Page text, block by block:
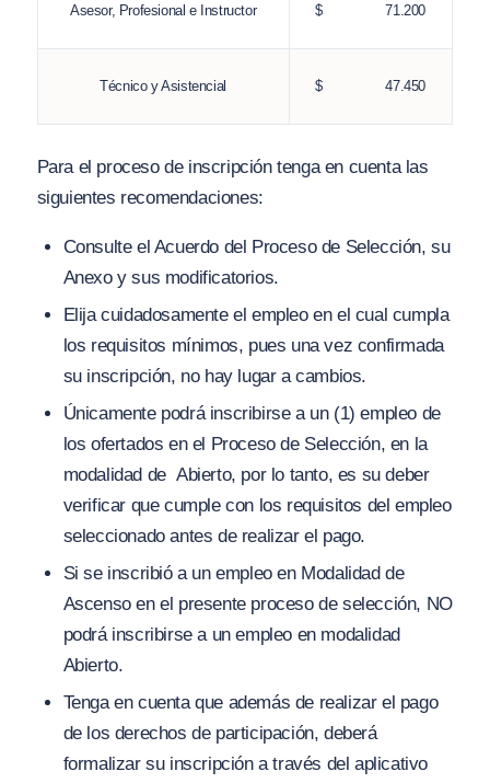
Asesor, Profesional e Instructor $ 71.200
Técnico y Asistencial $ 47.450
Para el proceso de inscripción tenga en cuenta las
siguientes recomendaciones:
Consulte el Acuerdo del Proceso de Selección, su
Anexo y sus modificatorios.
Elija cuidadosamente el empleo en el cual cumpla
los requisitos mínimos, pues una vez confirmada
su inscripción, no hay lugar a cambios.
Únicamente podrá inscribirse a un (1) empleo de
los ofertados en el Proceso de Selección, en la
modalidad de Abierto, por lo tanto, es su deber
verificar que cumple con los requisitos del empleo
seleccionado antes de realizar el pago.
Si se inscribió a un empleo en Modalidad de
Ascenso en el presente proceso de selección, NO
podrá inscribirse a un empleo en modalidad
Abierto.
Tenga en cuenta que además de realizar el pago
de los derechos de participación, deberá
formalizar su inscripción a través del aplicativo